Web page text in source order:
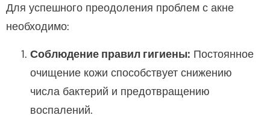
Для успешного преодоления проблем с акне
необходимо:
Соблюдение правил гигиены: Постоянное
очищение кожи способствует снижению
числа бактерий и предотвращению
воспалений.